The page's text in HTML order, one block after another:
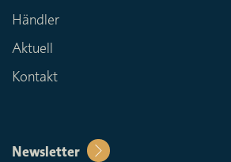
Händler
Aktuell
Kontakt
Newsletter